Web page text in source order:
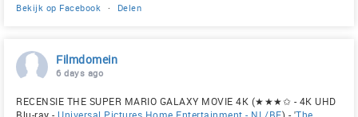
Bekijk op Facebook · Delen
Filmdomein
6 days ago
RECENSIE THE SUPER MARIO GALAXY MOVIE 4K (★★★✩ - 4K UHD
Blu-ray - Universal Pictures Home Entertainment - NL/BE) - 'The